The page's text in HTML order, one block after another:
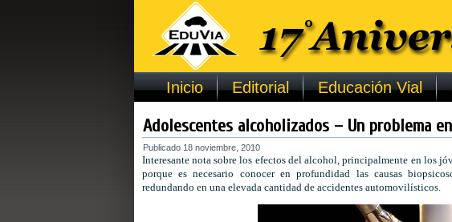
Inicio Editorial Educación Vial
Adolescentes alcoholizados – Un problema
Publicado 18 noviembre, 2010
Interesante nota sobre los efectos del alcohol, principalmente en los
porque es necesario conocer en profundidad las causas
redundando en una elevada cantidad de accidentes automovilísticos.